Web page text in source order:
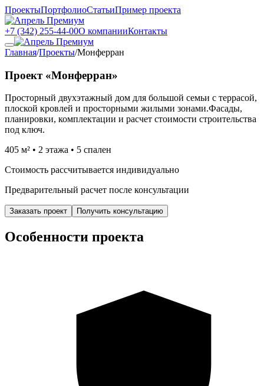
ПроектыПортфолиоСтатьиПример проекта
+7 (342) 255-44-00О компанииКонтакты
Главная/Проекты/Монферран
Проект «Монферран»
Просторный двухэтажный дом для большой семьи с террасой,
плоской кровлей и просторными жилыми зонами.Фасады,
планировки, комплектации и расчет стоимости строительства
под ключ.
405 м² • 2 этажа • 5 спален
Стоимость рассчитывается индивидуально
Предварительный расчет после консультации
Заказать проект Получить консультацию
Особенности проекта